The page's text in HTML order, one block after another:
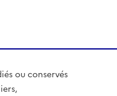
ou conservés